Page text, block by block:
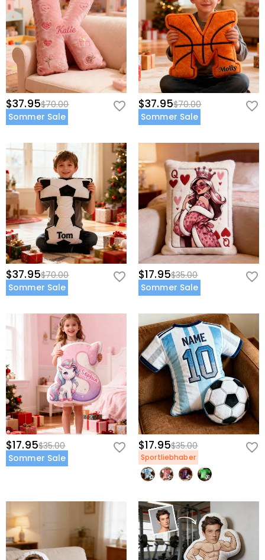
$37.95$70.00
Sommer Sale
$37.95$70.00
Sommer Sale
$37.95$70.00
Sommer Sale
$17.95$35.00
Sommer Sale
$17.95$35.00
Sommer Sale
$17.95$35.00
Sportliebhaber